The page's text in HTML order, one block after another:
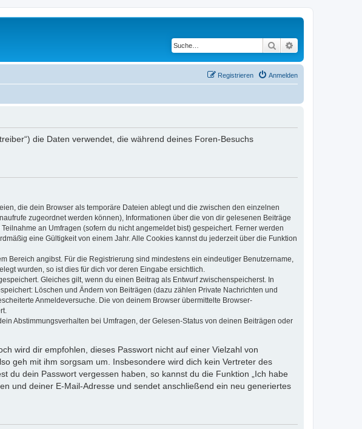
Suche
Anmelden
Registrieren
die Daten verwendet, die während deines Foren-Besuchs
die dein Browser als temporäre Dateien ablegt und die zwischen den einzelnen
zugeordnet werden können), Informationen über die von dir gelesenen Beiträge
an Umfragen (sofern du nicht angemeldet bist) gespeichert. Ferner werden
eine Gültigkeit von einem Jahr. Alle Cookies kannst du jederzeit über die Funktion
Bereich angibst. Für die Registrierung sind mindestens ein eindeutiger Benutzername,
wurden, so ist dies für dich vor deren Eingabe ersichtlich.
Gleiches gilt, wenn du einen Beitrag als Entwurf zwischenspeicherst. In
Löschen und Ändern von Beiträgen (dazu zählen Private Nachrichten und
Anmeldeversuche. Die von deinem Browser übermittelte Browser-
Abstimmungsverhalten bei Umfragen, der Gelesen-Status von deinen Beiträgen oder
wird dir empfohlen, dieses Passwort nicht auf einer Vielzahl von
geh mit ihm sorgsam um. Insbesondere wird dich kein Vertreter des
du dein Passwort vergessen haben, so kannst du die Funktion „Ich habe
und deiner E-Mail-Adresse und sendet anschließend ein neu generiertes